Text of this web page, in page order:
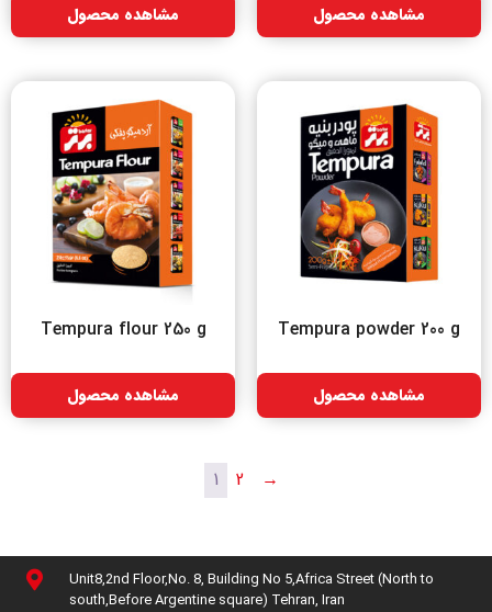
مشاهده محصول مشاهده محصول
Tempura flour 250 g
مشاهده محصول
Tempura powder 200 g
مشاهده محصول
1 2 →
Unit8,2nd Floor,No. 8, Building No 5,Africa Street (North to
south,Before Argentine square) Tehran, Iran